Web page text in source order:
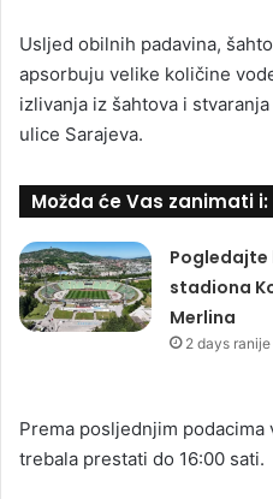
Usljed obilnih padavina,
apsorbuju velike količine
izlivanja iz šahtova i
ulice Sarajeva.
Možda će Vas zanimati i:
stadiona
Merlina
2 days ranije
Prema posljednjim
trebala prestati do 16:00 sati.